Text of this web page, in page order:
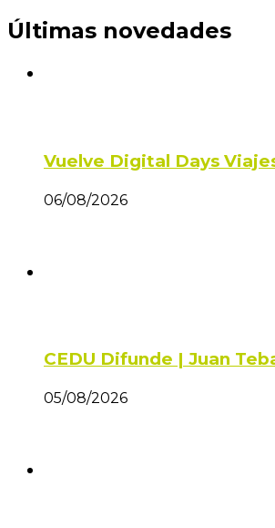
Últimas novedades
Vuelve Digital Days
06/08/2026
CEDU Difunde | Juan
05/08/2026